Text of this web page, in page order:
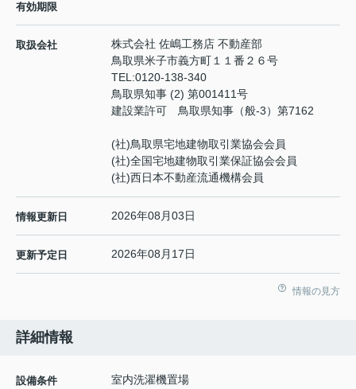
有効期限
取扱会社
株式会社 佐嶋工務店 不動産部
鳥取県米子市義方町１１番２６号
TEL:0120-138-340
鳥取県知事 (2) 第001411号
建設業許可 鳥取県知事（般-3）第7162
(社)鳥取県宅地建物取引業協会会員
(社)全国宅地建物取引業保証協会会員
(社)西日本不動産流通機構会員
情報更新日 2026年08月03日
更新予定日 2026年08月17日
情報の見方
詳細情報
設備条件
室内洗濯機置場